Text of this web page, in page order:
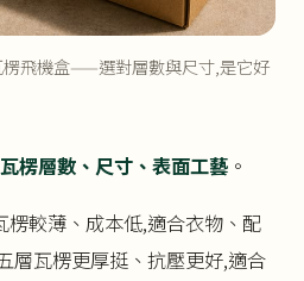
楞飛機盒——選對層數與尺寸,是它好
瓦楞層數、尺寸、表面工藝 。
楞較薄、成本低,適合衣物、配
層瓦楞更厚挺、抗壓更好,適合